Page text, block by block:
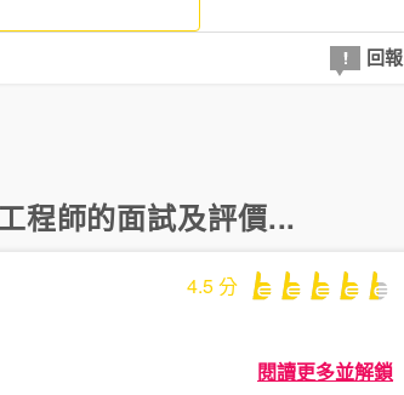
回報
程師的面試及評價...
4.5分
閱讀更多並解鎖